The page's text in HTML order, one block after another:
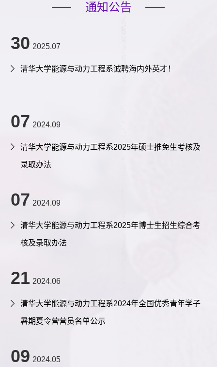
通知公告
30 2025.07
清华大学能源与动力工程系诚聘海内外英才！
07 2024.09
清华大学能源与动力工程系2025年硕士推免生考核及
录取办法
07 2024.09
清华大学能源与动力工程系2025年博士生招生综合考
核及录取办法
21 2024.06
清华大学能源与动力工程系2024年全国优秀青年学子
暑期夏令营营员名单公示
09 2024.05